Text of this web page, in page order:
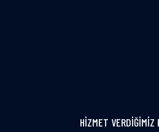
HIZMET VERDIĞIMIZ